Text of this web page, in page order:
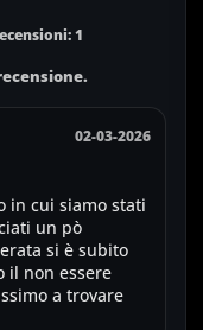
1
02-03-2026
in cui siamo stati
un pò
si è subito
il non essere
a trovare